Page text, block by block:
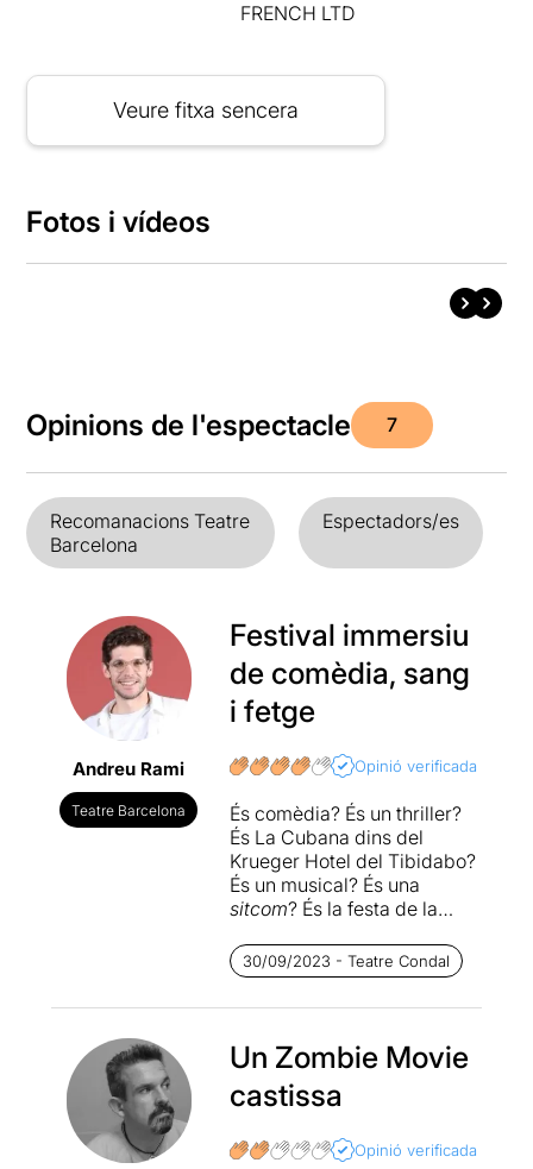
FRENCH LTD
Veure fitxa sencera
Fotos i vídeos
Opinions de l'espectacle 7
Recomanacions Teatre
Barcelona
Espectadors/es
Andreu Rami
Teatre Barcelona
Festival immersiu
de comèdia, sang
i fetge
Opinió verificada
És comèdia? És un thriller?
És La Cubana dins del
Krueger Hotel del Tibidabo?
És un musical? És una
sitcom? És la festa de la
noche de los muertos
vivientes LIVE! és una mica
de tot això. Posar etiquetes,
desfasadíssim i ser d'una
poca elegància i falta de
cosmopolitisme flagrant, és
en aquest cas. La intenció
30/09/2023 - Teatre Condal
Un Zombie Movie
castissa
Opinió verificada